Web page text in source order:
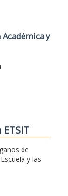
y
de
y las